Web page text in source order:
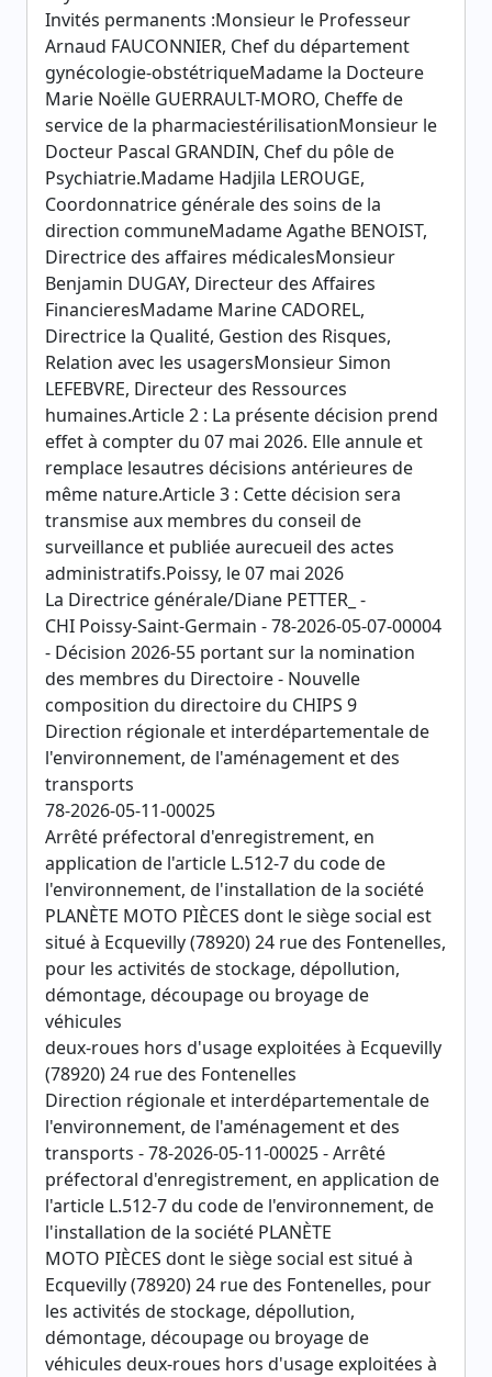
Invités permanents :Monsieur le Professeur
Arnaud FAUCONNIER, Chef du département
gynécologie-obstétriqueMadame la Docteure
Marie Noëlle GUERRAULT-MORO, Cheffe de
service de la pharmaciestérilisationMonsieur le
Docteur Pascal GRANDIN, Chef du pôle de
Psychiatrie.Madame Hadjila LEROUGE,
Coordonnatrice générale des soins de la
direction communeMadame Agathe BENOIST,
Directrice des affaires médicalesMonsieur
Benjamin DUGAY, Directeur des Affaires
FinancieresMadame Marine CADOREL,
Directrice la Qualité, Gestion des Risques,
Relation avec les usagersMonsieur Simon
LEFEBVRE, Directeur des Ressources
humaines.Article 2 : La présente décision prend
effet à compter du 07 mai 2026. Elle annule et
remplace lesautres décisions antérieures de
même nature.Article 3 : Cette décision sera
transmise aux membres du conseil de
surveillance et publiée aurecueil des actes
administratifs.Poissy, le 07 mai 2026
La Directrice générale/Diane PETTER_ -
CHI Poissy-Saint-Germain - 78-2026-05-07-00004
- Décision 2026-55 portant sur la nomination
des membres du Directoire - Nouvelle
composition du directoire du CHIPS 9
Direction régionale et interdépartementale de
l'environnement, de l'aménagement et des
transports
78-2026-05-11-00025
Arrêté préfectoral d'enregistrement, en
application de l'article L.512-7 du code de
l'environnement, de l'installation de la société
PLANÈTE MOTO PIÈCES dont le siège social est
situé à Ecquevilly (78920) 24 rue des Fontenelles,
pour les activités de stockage, dépollution,
démontage, découpage ou broyage de
véhicules
deux-roues hors d'usage exploitées à Ecquevilly
(78920) 24 rue des Fontenelles
Direction régionale et interdépartementale de
l'environnement, de l'aménagement et des
transports - 78-2026-05-11-00025 - Arrêté
préfectoral d'enregistrement, en application de
l'article L.512-7 du code de l'environnement, de
l'installation de la société PLANÈTE
MOTO PIÈCES dont le siège social est situé à
Ecquevilly (78920) 24 rue des Fontenelles, pour
les activités de stockage, dépollution,
démontage, découpage ou broyage de
véhicules deux-roues hors d'usage exploitées à